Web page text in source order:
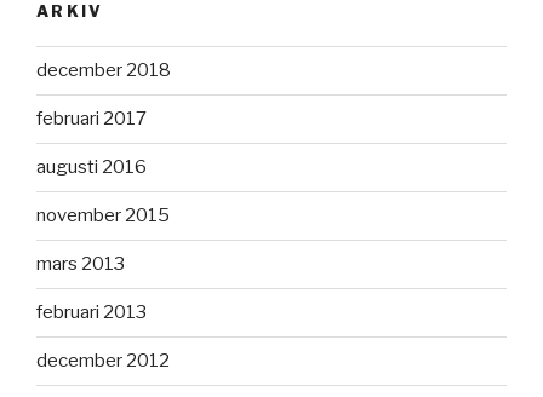
ARKIV
december 2018
februari 2017
augusti 2016
november 2015
mars 2013
februari 2013
december 2012